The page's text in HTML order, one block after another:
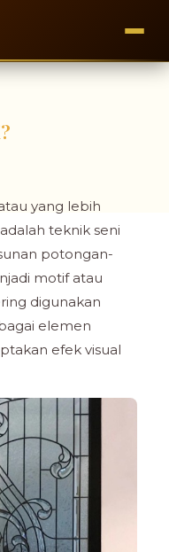
yang lebih
teknik seni
potongan-
motif atau
digunakan
elemen
efek visual